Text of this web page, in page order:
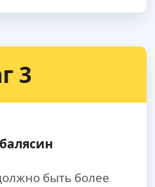
3
быть более